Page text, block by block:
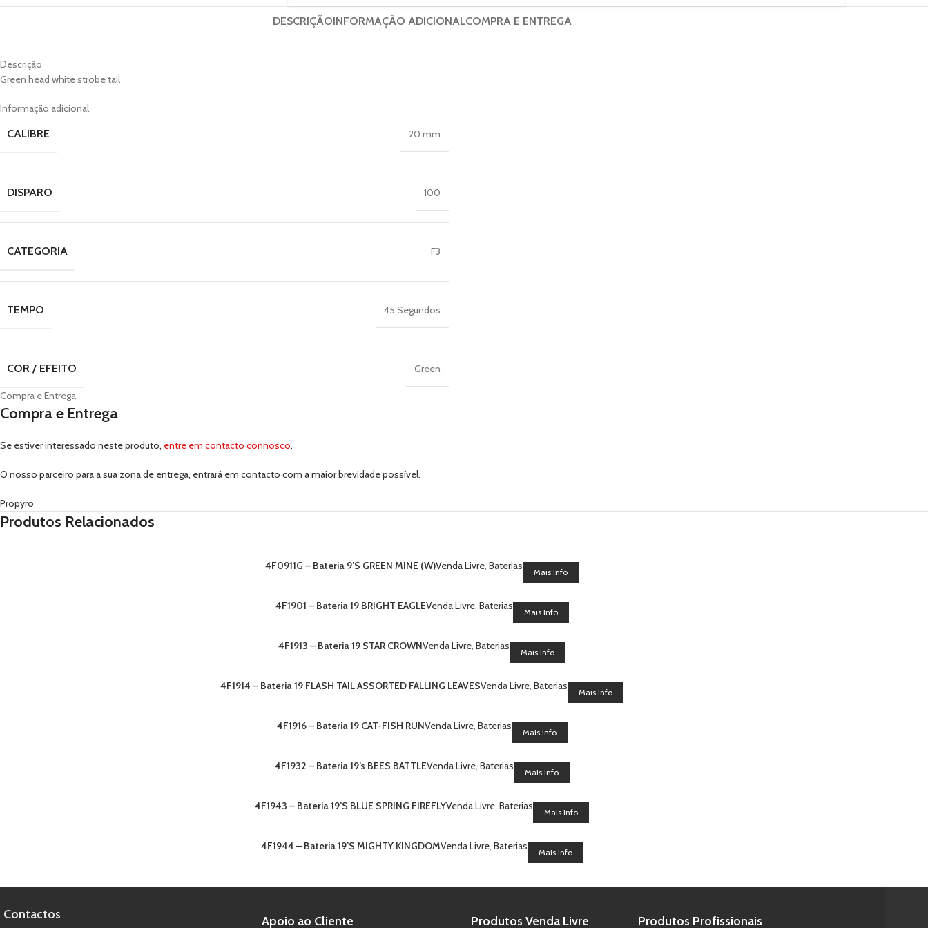
DESCRIÇÃOINFORMAÇÃO ADICIONALCOMPRA E ENTREGA
Descrição
Green head white strobe tail
Informação adicional
CALIBRE 20 mm
DISPARO 100
CATEGORIA F3
TEMPO 45 Segundos
COR / EFEITO Green
Compra e Entrega
Compra e Entrega
Se estiver interessado neste produto, entre em contacto connosco.
O nosso parceiro para a sua zona de entrega, entrará em contacto com a maior brevidade possível.
Propyro
Produtos Relacionados
4F0911G – Bateria 9’S GREEN MINE (W)Venda Livre, Baterias
Mais Info
4F1901 – Bateria 19 BRIGHT EAGLEVenda Livre, Baterias
Mais Info
4F1913 – Bateria 19 STAR CROWNVenda Livre, Baterias
Mais Info
4F1914 – Bateria 19 FLASH TAIL ASSORTED FALLING LEAVESVenda Livre, Baterias
Mais Info
4F1916 – Bateria 19 CAT-FISH RUNVenda Livre, Baterias
Mais Info
4F1932 – Bateria 19’s BEES BATTLEVenda Livre, Baterias
Mais Info
4F1943 – Bateria 19’S BLUE SPRING FIREFLYVenda Livre, Baterias
Mais Info
4F1944 – Bateria 19’S MIGHTY KINGDOMVenda Livre, Baterias
Mais Info
Contactos Apoio ao Cliente Produtos Venda Livre Produtos Profissionais